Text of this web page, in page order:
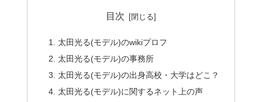
目次
太田光る(モデル)のwikiプロフ
太田光る(モデル)の事務所
太田光る(モデル)の出身高校・大学はどこ？
太田光る(モデル)に関するネット上の声